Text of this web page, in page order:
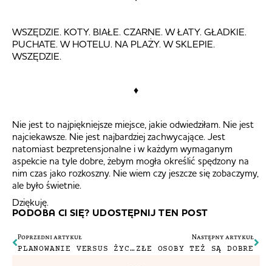
WSZĘDZIE. KOTY. BIAŁE. CZARNE. W ŁATY. GŁADKIE.
PUCHATE. W HOTELU. NA PLAŻY. W SKLEPIE.
WSZĘDZIE.
♦
Nie jest to najpiękniejsze miejsce, jakie odwiedziłam. Nie jest
najciekawsze. Nie jest najbardziej zachwycające. Jest
natomiast bezpretensjonalne i w każdym wymaganym
aspekcie na tyle dobre, żebym mogła określić spędzony na
nim czas jako rozkoszny. Nie wiem czy jeszcze się zobaczymy,
ale było świetnie.
Dziękuję.
PODOBA CI SIĘ? UDOSTĘPNIJ TEN POST
Poprzedni artykuł
PLANOWANIE VERSUS ŻYCIE NA OSTATNIĄ CHWILĘ
Następny artykuł
ZŁE OSOBY TEŻ SĄ DOBRE